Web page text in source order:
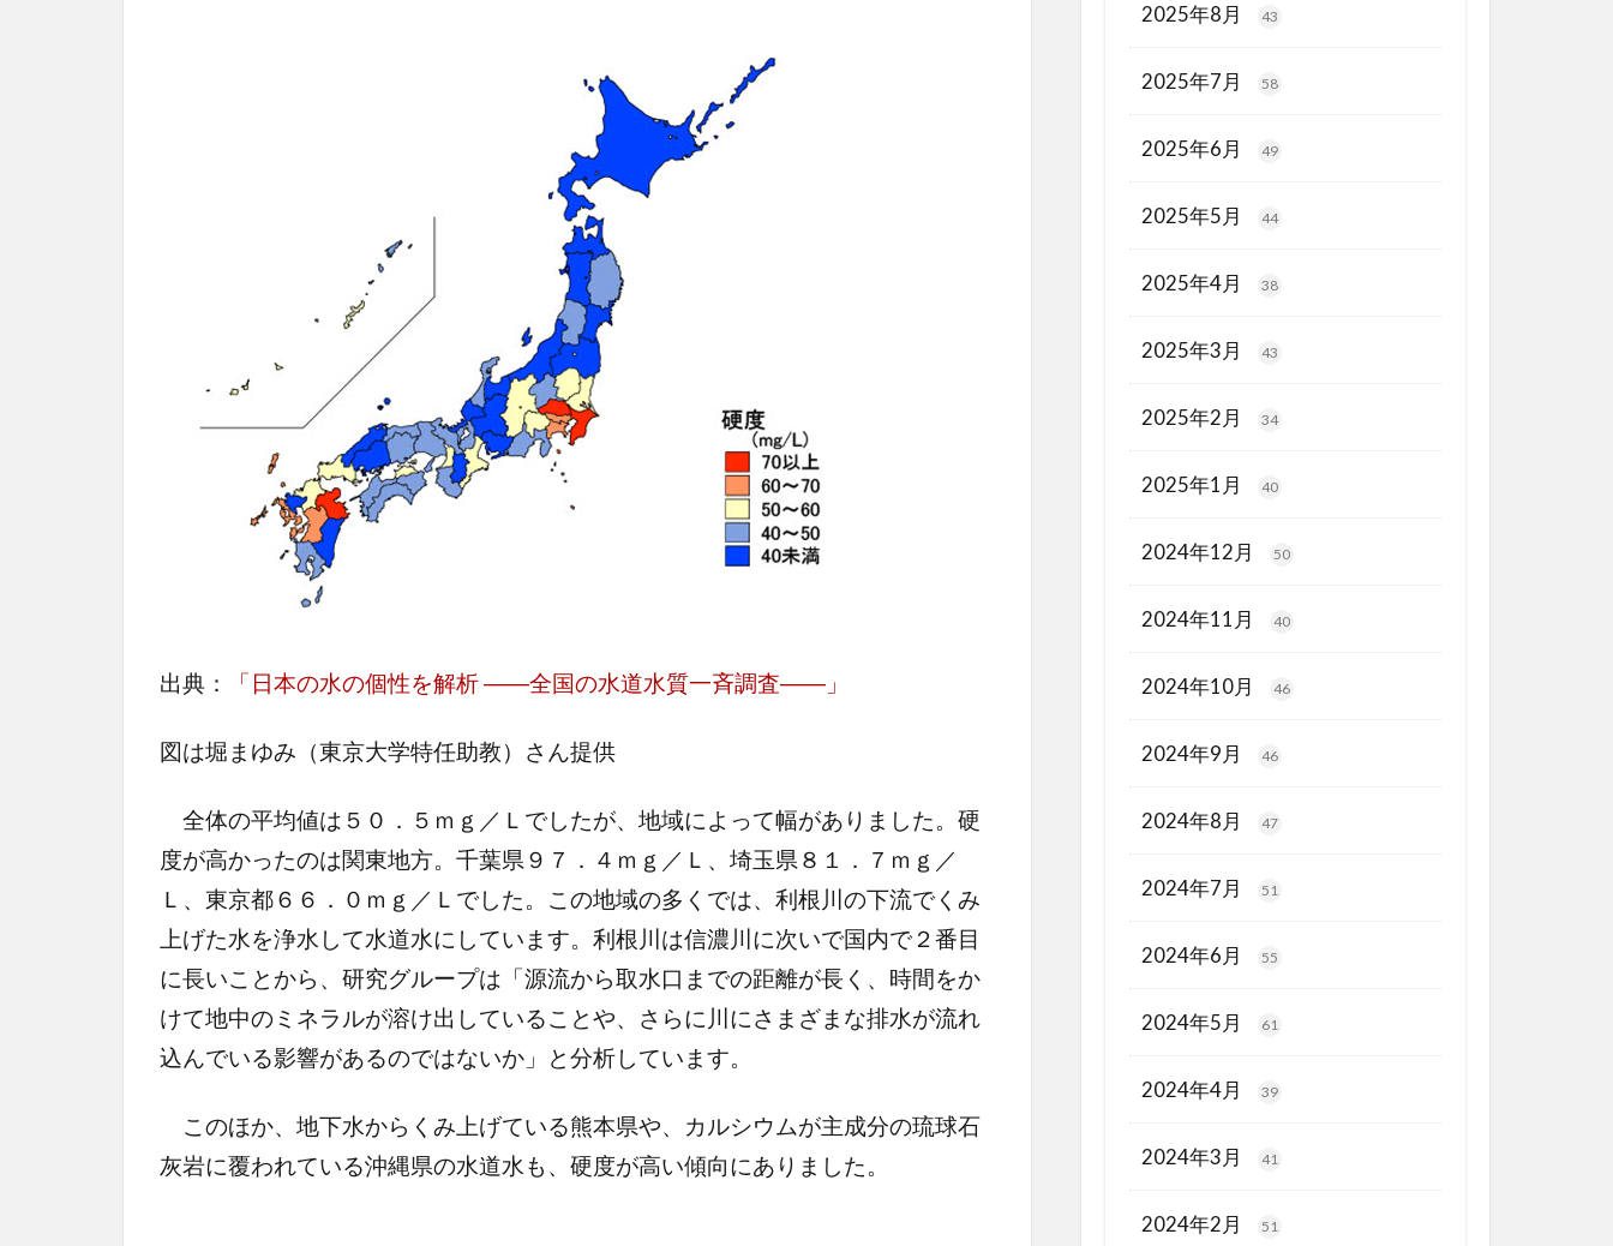
出典： 「日本の水の個性を解析 ――全国の水道水質一斉調査――」
図は堀まゆみ（東京大学特任助教）さん提供
全体の平均値は５０．５ｍｇ／Ｌでしたが、地域によって幅がありました。硬
度が高かったのは関東地方。千葉県９７．４ｍｇ／Ｌ、埼玉県８１．７ｍｇ／
Ｌ、東京都６６．０ｍｇ／Ｌでした。この地域の多くでは、利根川の下流でくみ
上げた水を浄水して水道水にしています。利根川は信濃川に次いで国内で２番目
に長いことから、研究グループは「源流から取水口までの距離が長く、時間をか
けて地中のミネラルが溶け出していることや、さらに川にさまざまな排水が流れ
込んでいる影響があるのではないか」と分析しています。
このほか、地下水からくみ上げている熊本県や、カルシウムが主成分の琉球石
灰岩に覆われている沖縄県の水道水も、硬度が高い傾向にありました。
2025年8月 43
2025年7月 58
2025年6月 49
2025年5月 44
2025年4月 38
2025年3月 43
2025年2月 34
2025年1月 40
2024年12月 50
2024年11月 40
2024年10月 46
2024年9月 46
2024年8月 47
2024年7月 51
2024年6月 55
2024年5月 61
2024年4月 39
2024年3月 41
2024年2月 51